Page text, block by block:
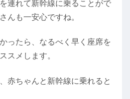
連れて新幹線に乗ることがで
んも一安心ですね。
ったら、なるべく早く座席を
スメします。
赤ちゃんと新幹線に乗れると